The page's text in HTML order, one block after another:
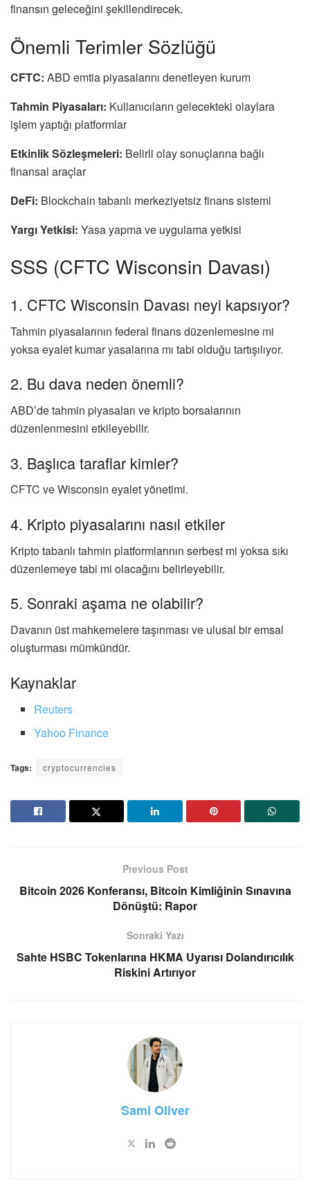
finansın geleceğini şekillendirecek.
Önemli Terimler Sözlüğü
CFTC: ABD emtia piyasalarını denetleyen kurum
Tahmin Piyasaları: Kullanıcıların gelecekteki olaylara
işlem yaptığı platformlar
Etkinlik Sözleşmeleri: Belirli olay sonuçlarına bağlı
finansal araçlar
DeFi: Blockchain tabanlı merkeziyetsiz finans sistemi
Yargı Yetkisi: Yasa yapma ve uygulama yetkisi
SSS (CFTC Wisconsin Davası)
1. CFTC Wisconsin Davası neyi kapsıyor?
Tahmin piyasalarının federal finans düzenlemesine mi
yoksa eyalet kumar yasalarına mı tabi olduğu tartışılıyor.
2. Bu dava neden önemli?
ABD’de tahmin piyasaları ve kripto borsalarının
düzenlenmesini etkileyebilir.
3. Başlıca taraflar kimler?
CFTC ve Wisconsin eyalet yönetimi.
4. Kripto piyasalarını nasıl etkiler
Kripto tabanlı tahmin platformlarının serbest mi yoksa sıkı
düzenlemeye tabi mi olacağını belirleyebilir.
5. Sonraki aşama ne olabilir?
Davanın üst mahkemelere taşınması ve ulusal bir emsal
oluşturması mümkündür.
Kaynaklar
Reuters
Yahoo Finance
Tags: cryptocurrencies
Previous Post
Bitcoin 2026 Konferansı, Bitcoin Kimliğinin Sınavına
Dönüştü: Rapor
Sonraki Yazı
Sahte HSBC Tokenlarına HKMA Uyarısı Dolandırıcılık
Riskini Artırıyor
Sami Oliver